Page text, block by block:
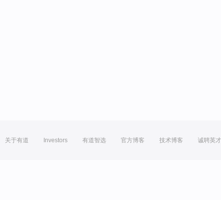
关于有道 Investors 有道智选 官方博客 技术博客 诚聘英才